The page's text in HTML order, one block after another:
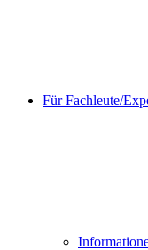
Für Fachleute/